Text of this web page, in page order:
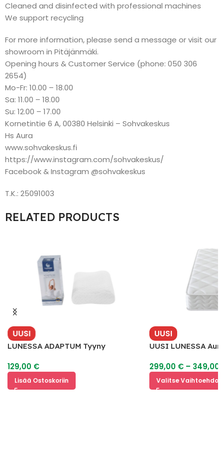
Cleaned and disinfected with professional machines
We support recycling
For more information, please send a message or visit our
showroom in Pitäjänmäki.
Opening hours & Customer Service (phone: 050 306
2654)
Mo-Fr: 10.00 – 18.00
Sa: 11.00 – 18.00
Su: 12.00 – 17.00
Kornetintie 6 A, 00380 Helsinki – Sohvakeskus
Hs Aura
www.sohvakeskus.fi
https://www.instagram.com/sohvakeskus/
Facebook & Instagram @sohvakeskus
T.K.: 25091003
RELATED PRODUCTS
UUSI
LUNESSA ADAPTUM Tyyny
129,00 €
Lisää Ostoskoriin
UUSI
UUSI LUNESSA
299,00 € – 349,00
Valitse